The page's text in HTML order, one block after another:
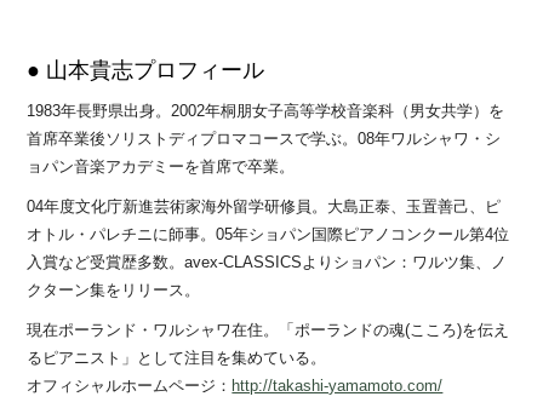
● 山本貴志プロフィール
1983年長野県出身。2002年桐朋女子高等学校音楽科（男女共学）を
首席卒業後ソリストディプロマコースで学ぶ。08年ワルシャワ・シ
ョパン音楽アカデミーを首席で卒業。
04年度文化庁新進芸術家海外留学研修員。大島正泰、玉置善己、ピ
オトル・パレチニに師事。05年ショパン国際ピアノコンクール第4位
入賞など受賞歴多数。avex-CLASSICSよりショパン：ワルツ集、ノ
クターン集をリリース。
現在ポーランド・ワルシャワ在住。「ポーランドの魂(こころ)を伝え
るピアニスト」として注目を集めている。
オフィシャルホームページ： http://takashi-yamamoto.com/